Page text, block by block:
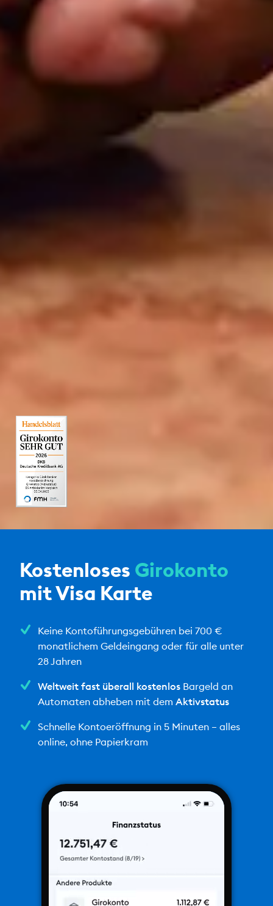
Kostenloses Girokonto
mit Visa Karte
Keine Kontoführungsgebühren bei 700 €
monatlichem Geldeingang oder für alle unter
28 Jahren
Weltweit fast überall kostenlosBargeld an
Automaten abheben mit dem Aktivstatus
Schnelle Kontoeröffnung in 5 Minuten – alles
online, ohne Papierkram